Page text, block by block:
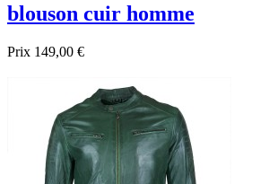
blouson cuir homme
Prix 149,00 €